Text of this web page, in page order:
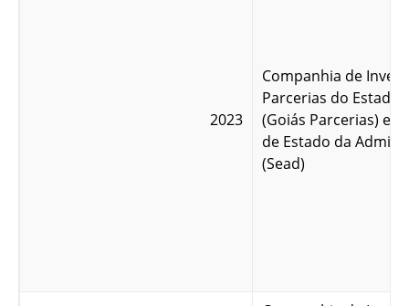
2023
Companhia de
Parcerias do Estado
(Goiás Parcerias) e
de Estado da
(Sead)